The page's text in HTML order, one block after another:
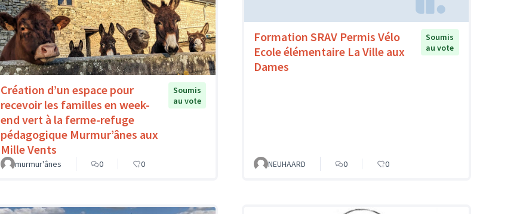
Création d’un espace pour
recevoir les familles en week-
end vert à la ferme-refuge
pédagogique Murmur’ânes aux
Mille Vents
Soumis
au vote
murmur'ânes 0 0
Formation SRAV Permis Vélo
Ecole élémentaire La Ville aux
Dames
Soumis
au vote
NEUHAARD 0 0